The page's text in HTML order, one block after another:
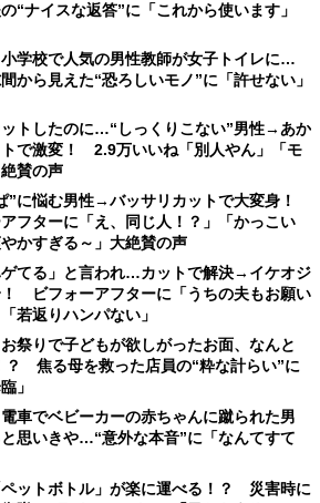
ナイスな返答”に「これから使います」
小学校で人気の男性教師が女子トイレに…
から見えた“恐ろしいモノ”に「許せない」
トしたのに…“しっくりこない”男性→あか
で激変！ 2.9万いいね「別人やん」「モ
賛の声
”に悩む男性→バッサリカットで大変身！
フターに「え、同じ人！？」「かっこい
かすぎる～」大絶賛の声
てる」と言われ…カットで解決→イケオジ
ビフォーアフターに「うちの夫もお願い
若返りハンパない」
お祭りで子どもが欲しがったお面、なんと
？ 焦る母を救った店員の“粋な計らい”に
」
電車でベビーカーの赤ちゃんに蹴られた男
思いきや…“意外な本音”に「なんてすて
ットボトル」が楽に運べる！？ 災害時に